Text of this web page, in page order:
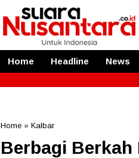
Home Headline News
Home » Kalbar
Berbagi